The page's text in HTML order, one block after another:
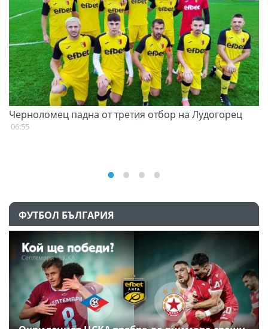
Черноломец падна от третия отбор на Лудогорец
06:55
ФУТБОЛ БЪЛГАРИЯ